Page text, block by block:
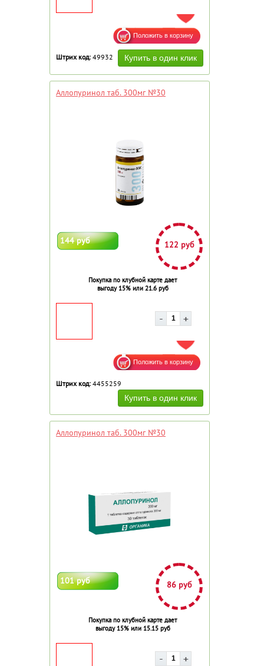
ДОБАВИТЬ В ИЗБРАННОЕ
Штрих код: 49932
Аллопуринол таб. 300мг №30
144 руб 122 руб
Покупка по клубной карте дает
выгоду 15% или 21.6 руб
ДОБАВИТЬ В ИЗБРАННОЕ
Штрих код: 4455259
Аллопуринол таб. 300мг №30
101 руб 86 руб
Покупка по клубной карте дает
выгоду 15% или 15.15 руб